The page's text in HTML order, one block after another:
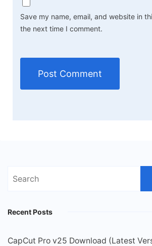
Save my name, email, and website in
the next time I comment.
Search
Recent Posts
CapCut Pro v25 Download (Latest